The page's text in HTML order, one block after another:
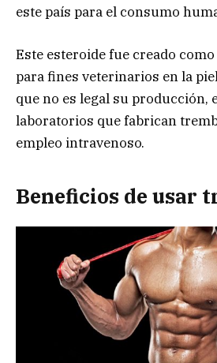
este país para el consumo
Este esteroide fue creado
para fines veterinarios en la
que no es legal su producción,
laboratorios que fabrican
empleo intravenoso.
Beneficios de usar